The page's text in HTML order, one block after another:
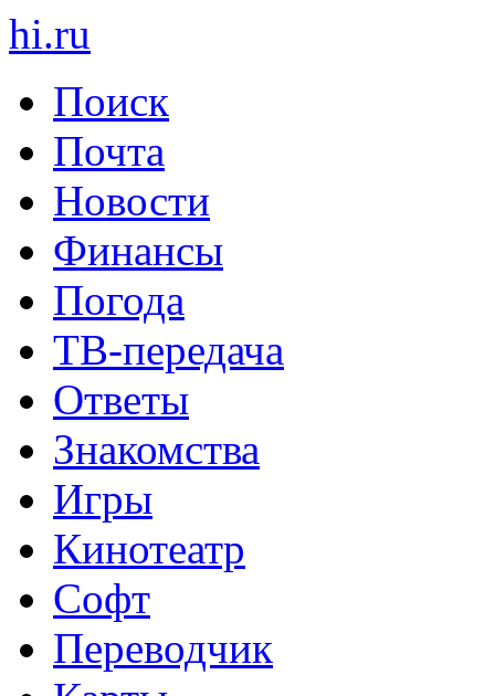
hi.ru
Поиск
Почта
Новости
Финансы
Погода
ТВ-передача
Ответы
Знакомства
Игры
Кинотеатр
Софт
Переводчик